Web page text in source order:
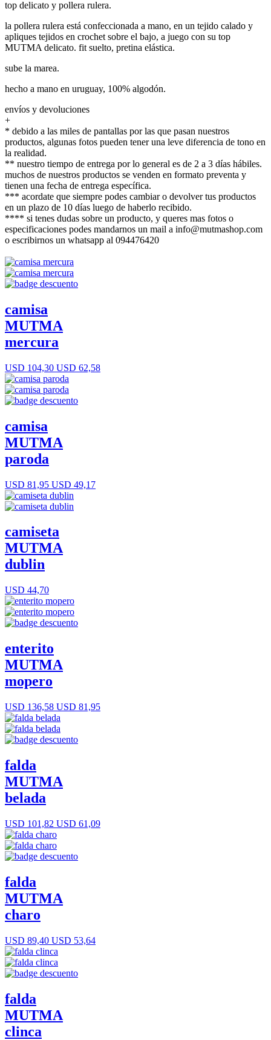
top delicato y pollera rulera.
la pollera rulera está confeccionada a mano, en un tejido calado y
apliques tejidos en crochet sobre el bajo, a juego con su top
MUTMA delicato. fit suelto, pretina elástica.
sube la marea.
hecho a mano en uruguay, 100% algodón.
envíos y devoluciones
+
* debido a las miles de pantallas por las que pasan nuestros
productos, algunas fotos pueden tener una leve diferencia de tono en
la realidad.
** nuestro tiempo de entrega por lo general es de 2 a 3 días hábiles.
muchos de nuestros productos se venden en formato preventa y
tienen una fecha de entrega específica.
*** acordate que siempre podes cambiar o devolver tus productos
en un plazo de 10 días luego de haberlo recibido.
**** si tenes dudas sobre un producto, y queres mas fotos o
especificaciones podes mandarnos un mail a info@mutmashop.com
o escribirnos un whatsapp al 094476420
camisa
MUTMA
mercura
USD 104,30 USD 62,58
camisa
MUTMA
paroda
USD 81,95 USD 49,17
camiseta
MUTMA
dublin
USD 44,70
enterito
MUTMA
mopero
USD 136,58 USD 81,95
falda
MUTMA
belada
USD 101,82 USD 61,09
falda
MUTMA
charo
USD 89,40 USD 53,64
falda
MUTMA
clinca